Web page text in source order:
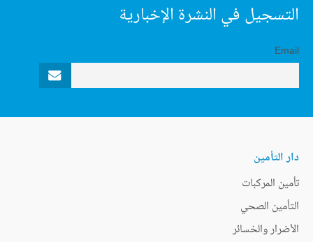
التسجيل في النشرة الإخبارية
Email
دار التأمين
تأمين المركبات
التأمين الصحي
الأضرار والخسائر